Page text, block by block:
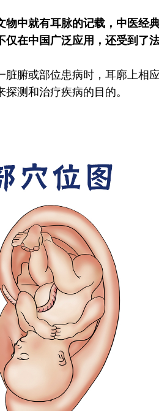
中就有耳脉的记载，中医经
在中国广泛应用，还受到了
腑或部位患病时，耳廓上相
测和治疗疾病的目的。